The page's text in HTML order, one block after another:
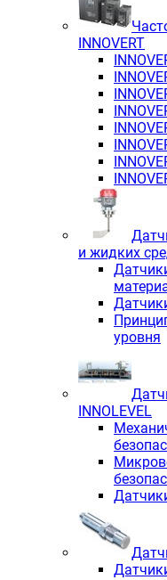
INNOVERT
и жидких
уровня
INNOLEVEL